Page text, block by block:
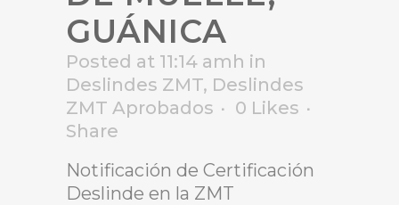
GUÁNICA
Posted at 11:14 amh in
Deslindes ZMT, Deslindes
ZMT Aprobados
0 Likes
Share
Notificación de Certificación
Deslinde en la ZMT